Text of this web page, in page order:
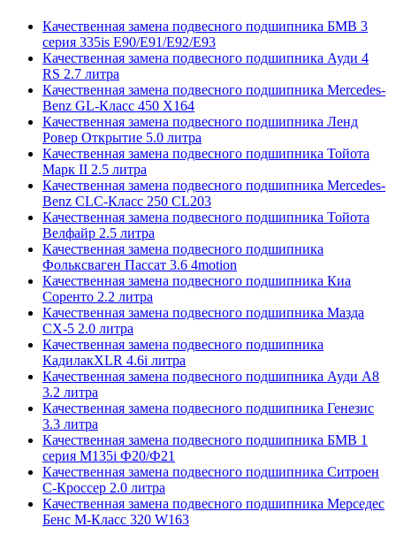
Качественная замена подвесного подшипника БМВ 3
серия 335is E90/E91/E92/E93
Качественная замена подвесного подшипника Ауди 4
RS 2.7 литра
Качественная замена подвесного подшипника Mercedes-
Benz GL-Класс 450 X164
Качественная замена подвесного подшипника Ленд
Ровер Открытие 5.0 литра
Качественная замена подвесного подшипника Тойота
Марк II 2.5 литра
Качественная замена подвесного подшипника Mercedes-
Benz CLC-Класс 250 CL203
Качественная замена подвесного подшипника Тойота
Велфайр 2.5 литра
Качественная замена подвесного подшипника
Фольксваген Пассат 3.6 4motion
Качественная замена подвесного подшипника Киа
Соренто 2.2 литра
Качественная замена подвесного подшипника Мазда
СХ-5 2.0 литра
Качественная замена подвесного подшипника
КадилакXLR 4.6i литра
Качественная замена подвесного подшипника Ауди А8
3.2 литра
Качественная замена подвесного подшипника Генезис
3.3 литра
Качественная замена подвесного подшипника БМВ 1
серия M135i Ф20/Ф21
Качественная замена подвесного подшипника Ситроен
С-Кроссер 2.0 литра
Качественная замена подвесного подшипника Мерседес
Бенс М-Класс 320 W163